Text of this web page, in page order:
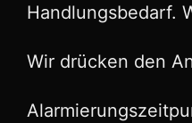
Handlungsbedarf.
Wir drücken den